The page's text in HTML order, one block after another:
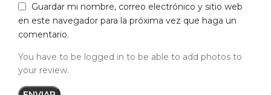
Guardar mi nombre, correo electrónico y sitio web
en este navegador para la próxima vez que haga un
comentario.
You have to be logged in to be able to add photos to
your review.